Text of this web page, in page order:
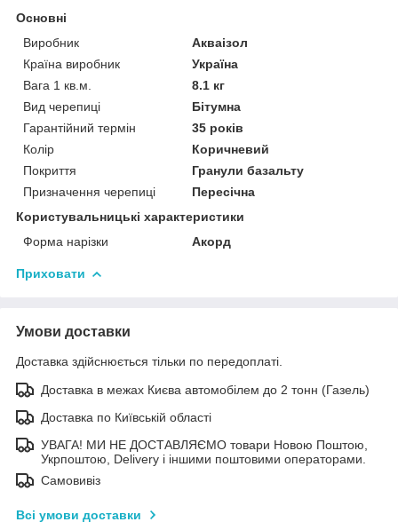
Основні
Виробник
Акваізол
Країна виробник
Україна
Вага 1 кв.м.
8.1 кг
Вид черепиці
Бітумна
Гарантійний термін
35 років
Колір
Коричневий
Покриття
Гранули базальту
Призначення черепиці
Пересічна
Користувальницькі характеристики
Форма нарізки
Акорд
Приховати
Умови доставки
Доставка здійснюється тільки по передоплаті.
Доставка в межах Києва автомобілем до 2 тонн (Газель)
Доставка по Київській області
УВАГА! МИ НЕ ДОСТАВЛЯЄМО товари Новою Поштою,
Укрпоштою, Delivery і іншими поштовими операторами.
Самовивіз
Всі умови доставки